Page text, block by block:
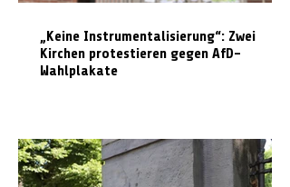
„Keine Instrumentalisierung“: Zwei
Kirchen protestieren gegen AfD-
Wahlplakate